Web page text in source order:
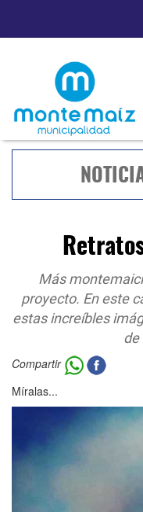
Más
proyecto. En este
estas increíbles
de
Compartir
Míralas...